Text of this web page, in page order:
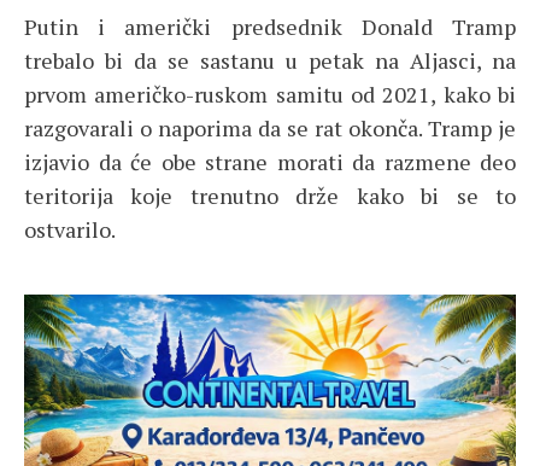
Putin i američki predsednik Donald Tramp
trebalo bi da se sastanu u petak na Aljasci, na
prvom američko-ruskom samitu od 2021, kako bi
razgovarali o naporima da se rat okonča. Tramp je
izjavio da će obe strane morati da razmene deo
teritorija koje trenutno drže kako bi se to
ostvarilo.